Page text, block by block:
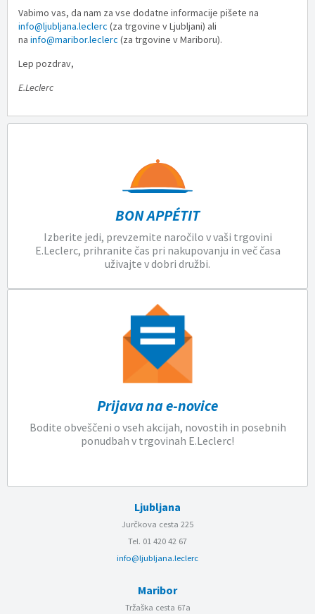
Vabimo vas, da nam za vse dodatne informacije pišete na
info@ljubljana.leclerc (za trgovine v Ljubljani) ali
na info@maribor.leclerc (za trgovine v Mariboru).
Lep pozdrav,
E.Leclerc
BON APPÉTIT
Izberite jedi, prevzemite naročilo v vaši trgovini
E.Leclerc, prihranite čas pri nakupovanju in več časa
uživajte v dobri družbi.
Prijava na e-novice
Bodite obveščeni o vseh akcijah, novostih in posebnih
ponudbah v trgovinah E.Leclerc!
Ljubljana
Jurčkova cesta 225
Tel. 01 420 42 67
info@ljubljana.leclerc
Maribor
Tržaška cesta 67a